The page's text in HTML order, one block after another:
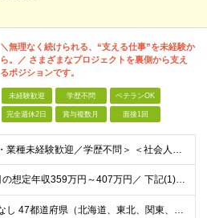
＼無理なく続けられる、“支える仕事”を未経験か
ら。／ さまざまなプロジェクトを裏側から支え
るポジションです。
未経験歓迎 学歴不問 ベテランOK
完全週休2日 賞与複数月 面接1回
＜職種・業種未経験歓迎／学歴不問＞ ＜社会人未経験歓迎／第二新卒歓迎／ブランクOK＞ ◆これまでの経歴や転職回数は問いません。意欲や人物を重視した採用です。 ◆社会人デビューの方や、正社員として働く
＼1年目の想定年収359万円～407万円／ 下記(1)～(3)のいずれかを、ご希望や適性を考慮したうえで決定します。 (1)月給23万1,000円＋賞与年2回（計2ヶ月分） (2)月給26万5,
◎転勤なし 47都道府県（北海道、東北、関東、北陸・甲信越、関西、東海、中国、四国、九州、沖縄）の各プロジェクト先 ◇本人の希望を伴わない転居はなく、転勤もありません。 ◇勤務地はご希望を最大限考